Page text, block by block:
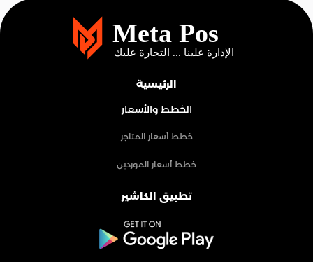
الرئيسية
الخطط والأسعار
خطط أسعار المتاجر
خطط أسعار الموردين
تطبيق الكاشير